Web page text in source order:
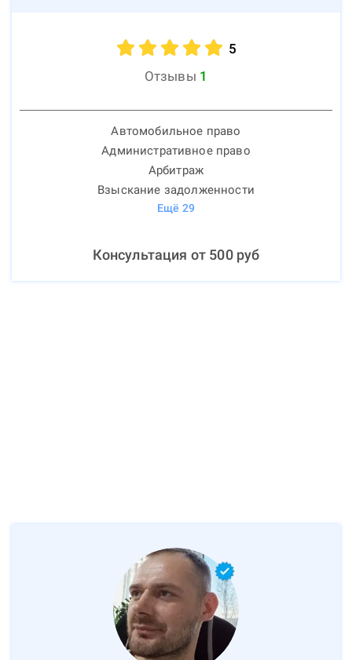
5
Отзывы 1
Автомобильное право
Административное право
Арбитраж
Взыскание задолженности
Ещё 29
Консультация от 500руб